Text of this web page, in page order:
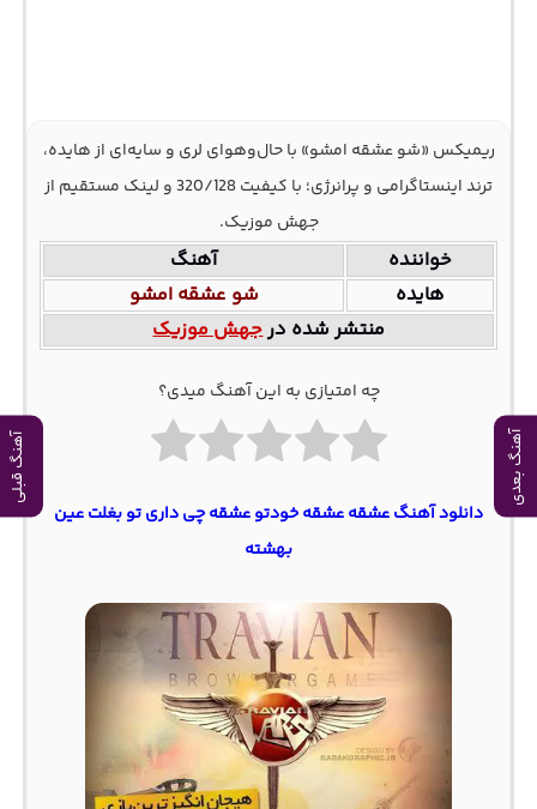
آهنگ بعدی آهنگ قبلی
ریمیکس «شو عشقه امشو» با حال‌وهوای لری و سایه‌ای از هایده،
ترند اینستاگرامی و پرانرژی؛ با کیفیت 320/128 و لینک مستقیم از
جهش موزیک.
خواننده
آهنگ
هایده
شو عشقه امشو
منتشر شده درجهش موزیک
چه امتیازی به این آهنگ میدی؟
دانلود آهنگ عشقه عشقه خودتو عشقه چی داری تو بغلت عین
بهشته